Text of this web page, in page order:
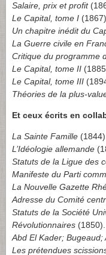
Salaire, prix et profit
Le Capital, tome I (1867).
Un chapitre inédit du
La Guerre civile en
Critique du programme
Le Capital, tome II
Le Capital, tome III
Théories de la plus-
Et ceux écrits en
La Sainte Famille (1844).
L’Idéologie allemande
Statuts de la Ligue des
Manifeste du Parti
La Nouvelle Gazette
Adresse du Comité
Statuts de la Société
Révolutionnaires (1850).
Abd El Kader; Bugeaud;
Les prétendues